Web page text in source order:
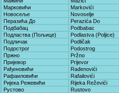
Марковићи
Markovići
Новосеље
Novoselje
Перазића До
Perazića Do
Подбабац
Podbabac
Подластва (Пољице)
Podlastva (Poljice)
Подличак
Podličak
Подострог
Podostrog
Пржно
Pržno
Пријевор
Prijevor
Рађеновићи
Rađenovići
Рафаиловићи
Rafailovići
Ријека Режевићи
Rijeka Reževići
Рустово
Rustovo